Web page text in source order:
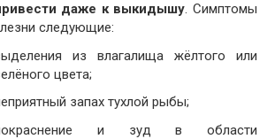
даже к выкидышу. Симптомы
следующие:
из влагалища жёлтого или
цвета;
запах тухлой рыбы;
и зуд в области